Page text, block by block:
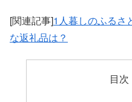
[関連記事]1人暮しのふるさ
な返礼品は？
目次